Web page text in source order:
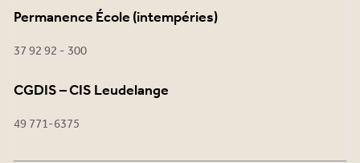
Permanence École (intempéries)
37 92 92 - 300
CGDIS – CIS Leudelange
49 771-6375